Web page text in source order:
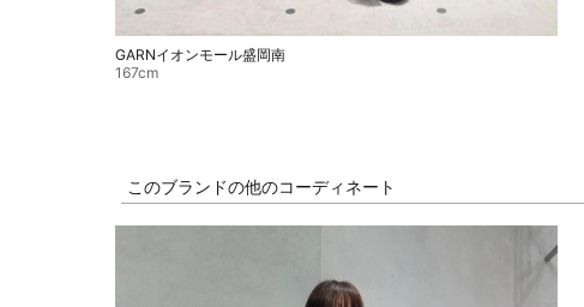
GARNイオンモール盛岡南
167cm
このブランドの他のコーディネート